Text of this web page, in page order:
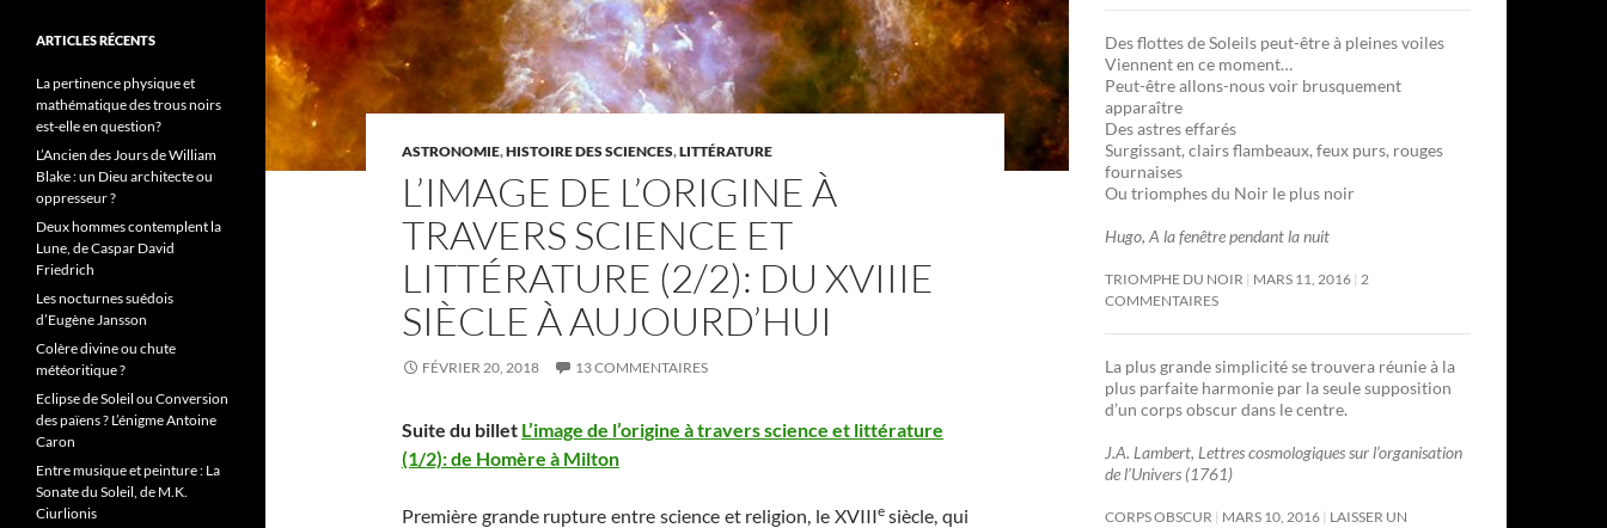
ASTRONOMIE,HISTOIRE DES SCIENCES,LITTÉRATURE
L’IMAGE DE L’ORIGINE À
TRAVERS SCIENCE ET
LITTÉRATURE (2/2): DU XVIIIE
SIÈCLE À AUJOURD’HUI
FÉVRIER 20, 2018 13 COMMENTAIRES
Suite du billet L’image de l’origine à travers science et littérature
(1/2): de Homère à Milton
Première grande rupture entre science et religion, le XVIIIesiècle, qui
Des flottes de Soleils peut-être à pleines voiles
Viennent en ce moment…
Peut-être allons-nous voir brusquement
apparaître
Des astres effarés
Surgissant, clairs flambeaux, feux purs, rouges
fournaises
Ou triomphes du Noir le plus noir
Hugo, A la fenêtre pendant la nuit
TRIOMPHE DU NOIR MARS 11, 2016 2
COMMENTAIRES
La plus grande simplicité se trouvera réunie à la
plus parfaite harmonie par la seule supposition
d’un corps obscur dans le centre.
J.A. Lambert, Lettres cosmologiques sur l’organisation
de l’Univers (1761)
CORPS OBSCUR MARS 10, 2016 LAISSER UN
ARTICLES RÉCENTS
La pertinence physique et
mathématique des trous noirs
est-elle en question?
L’Ancien des Jours de William
Blake : un Dieu architecte ou
oppresseur ?
Deux hommes contemplent la
Lune, de Caspar David
Friedrich
Les nocturnes suédois
d’Eugène Jansson
Colère divine ou chute
météoritique ?
Eclipse de Soleil ou Conversion
des païens ? L’énigme Antoine
Caron
Entre musique et peinture : La
Sonate du Soleil, de M.K.
Ciurlionis